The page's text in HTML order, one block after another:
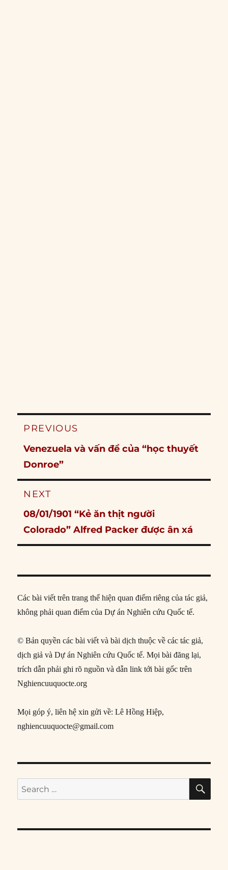
Post
PREVIOUS
Previous
post:
Venezuela và vấn đề của “học thuyết
Donroe”
NEXT
Next
post:
08/01/1901 “Kẻ ăn thịt người
Colorado” Alfred Packer được ân xá
Các bài viết trên trang thể hiện quan điểm riêng của tác giả,
không phải quan điểm của Dự án Nghiên cứu Quốc tế.
© Bản quyền các bài viết và bài dịch thuộc về các tác giả,
dịch giả và Dự án Nghiên cứu Quốc tế. Mọi bài đăng lại,
trích dẫn phải ghi rõ nguồn và dẫn link tới bài gốc trên
Nghiencuuquocte.org
Mọi góp ý, liên hệ xin gửi về: Lê Hồng Hiệp,
nghiencuuquocte@gmail.com
Search
for: